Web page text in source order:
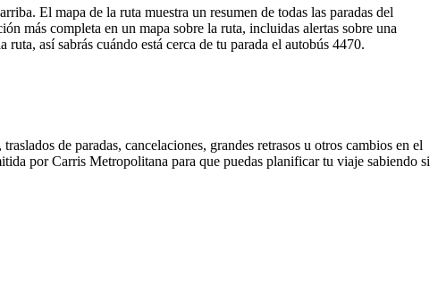
El mapa de la ruta muestra un resumen de todas las paradas del
más completa en un mapa sobre la ruta, incluidas alertas sobre una
así sabrás cuándo está cerca de tu parada el autobús 4470.
de paradas, cancelaciones, grandes retrasos u otros cambios en el
por Carris Metropolitana para que puedas planificar tu viaje sabiendo si